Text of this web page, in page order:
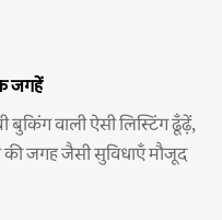
जगहें
बुकिंग वाली ऐसी लिस्टिंग ढूँढ़ें,
जगह जैसी सुविधाएँ मौजूद